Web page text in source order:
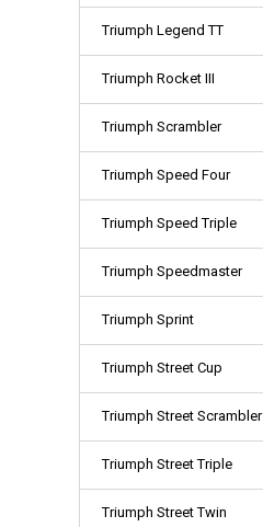
Triumph Legend TT
Triumph Rocket III
Triumph Scrambler
Triumph Speed Four
Triumph Speed Triple
Triumph Speedmaster
Triumph Sprint
Triumph Street Cup
Triumph Street Scrambler
Triumph Street Triple
Triumph Street Twin